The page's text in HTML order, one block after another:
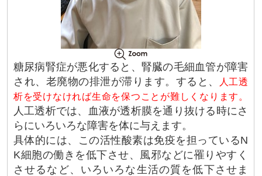
糖尿病腎症が悪化すると、腎臓の毛細血管が障害
され、老廃物の排泄が滞ります。すると、
人工透
析を受けなければ生命を保つことが難しくなります。
人工透析では、血液が透析膜を通り抜ける時にさ
らにいろいろな障害を体に与えます。
具体的には、この活性酸素は免疫を担っているN
K細胞の働きを低下させ、風邪などに罹りやすく
させるなど、いろいろな生活の質を低下させま